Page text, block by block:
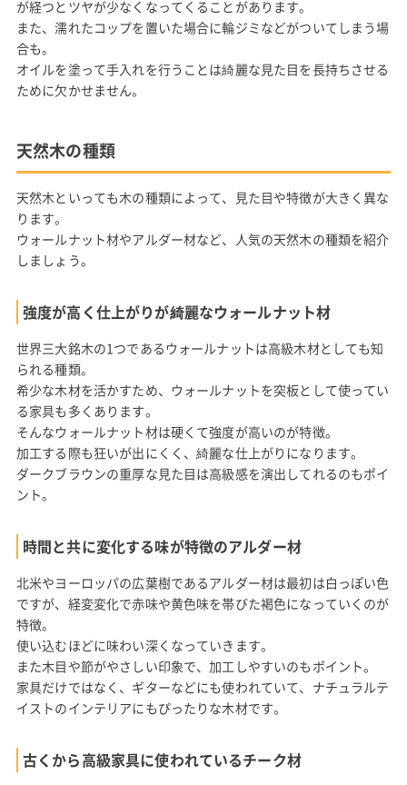
が経つとツヤが少なくなってくることがあります。
また、濡れたコップを置いた場合に輪ジミなどがついてしまう場
合も。
オイルを塗って手入れを行うことは綺麗な見た目を長持ちさせる
ために欠かせません。
天然木の種類
天然木といっても木の種類によって、見た目や特徴が大きく異な
ります。
ウォールナット材やアルダー材など、人気の天然木の種類を紹介
しましょう。
強度が高く仕上がりが綺麗なウォールナット材
世界三大銘木の1つであるウォールナットは高級木材としても知
られる種類。
希少な木材を活かすため、ウォールナットを突板として使ってい
る家具も多くあります。
そんなウォールナット材は硬くて強度が高いのが特徴。
加工する際も狂いが出にくく、綺麗な仕上がりになります。
ダークブラウンの重厚な見た目は高級感を演出してれるのもポイ
ント。
時間と共に変化する味が特徴のアルダー材
北米やヨーロッパの広葉樹であるアルダー材は最初は白っぽい色
ですが、経変変化で赤味や黄色味を帯びた褐色になっていくのが
特徴。
使い込むほどに味わい深くなっていきます。
また木目や節がやさしい印象で、加工しやすいのもポイント。
家具だけではなく、ギターなどにも使われていて、ナチュラルテ
イストのインテリアにもぴったりな木材です。
古くから高級家具に使われているチーク材